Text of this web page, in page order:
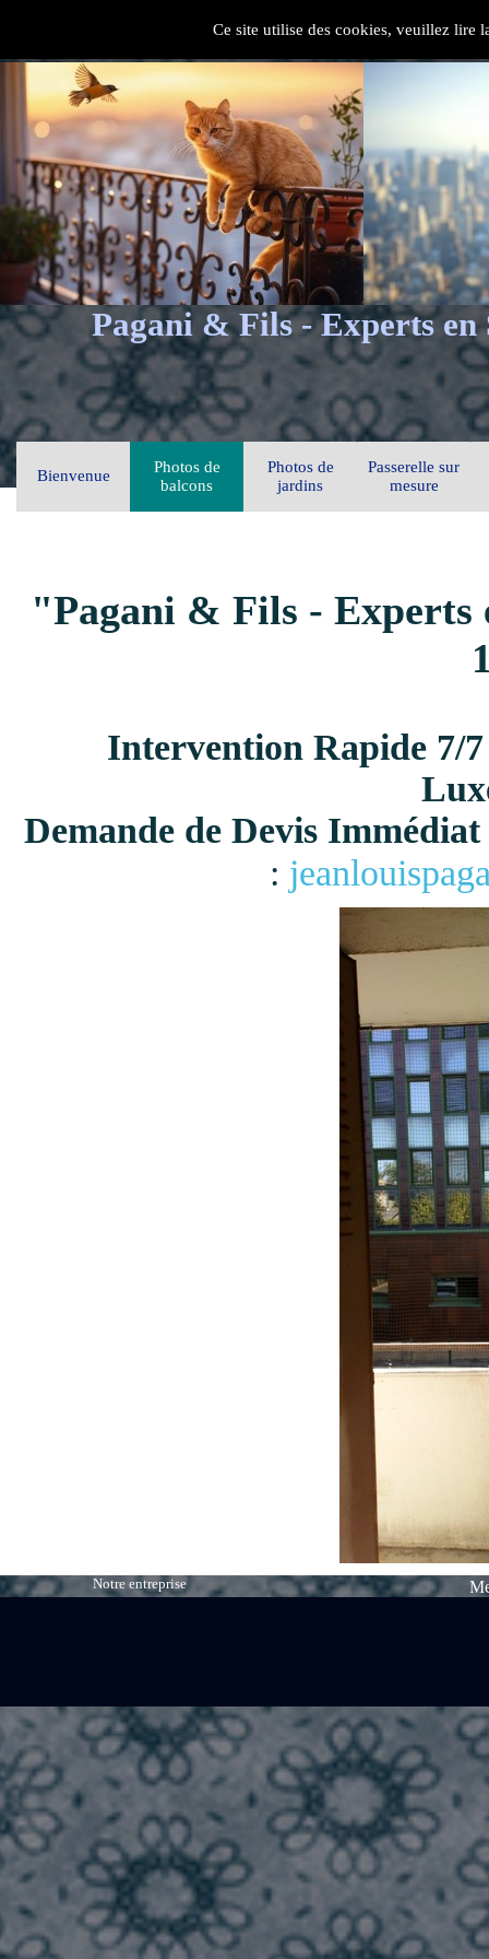
Ce site utilise des cookies, veuillez lire
Pagani & Fils - Experts en
Bienvenue
Photos de
balcons
Photos de
jardins
Passerelle sur
mesure
"Pagani & Fils - Experts
Intervention Rapide 7/
Demande de Devis
:
Notre entreprise